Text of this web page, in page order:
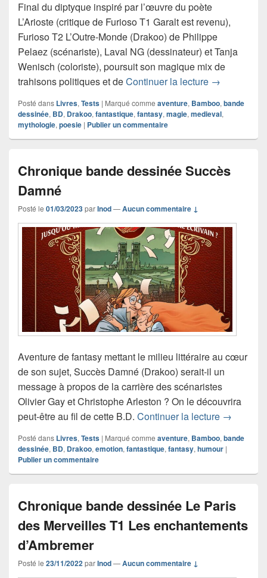
Final du diptyque inspiré par l’œuvre du poète
L’Arioste (critique de Furioso T1 Garalt est revenu),
Furioso T2 L’Outre-Monde (Drakoo) de Philippe
Pelaez (scénariste), Laval NG (dessinateur) et Tanja
Wenisch (coloriste), poursuit son magique mix de
trahisons politiques et deContinuer la lecture Chronique
→
Posté dans Livres,Tests | Marqué comme aventure, Bamboo,bande
dessinée, BD, Drakoo,fantastique,fantasy,magie,medieval,
mythologie,poesie | Publier un commentaire
Chronique bande dessinée Succès
Damné
Posté le 01/03/2023parInod—Aucun commentaire ↓
Aventure de fantasy mettant le milieu littéraire au cœur
de son sujet, Succès Damné (Drakoo) serait-il un
message à propos de la carrière des scénaristes
Olivier Gay et Christophe Arleston ? On le découvrira
peut-être au fil de cette B.D. Continuer la lecture →
Posté dans Livres, Tests | Marqué comme aventure, Bamboo, bande
dessinée, BD, Drakoo, emotion, fantastique, fantasy, humour |
Publier un commentaire
Chronique bande dessinée Le Paris
des Merveilles T1 Les enchantements
d’Ambremer
Posté le 23/11/2022parInod—Aucun commentaire ↓